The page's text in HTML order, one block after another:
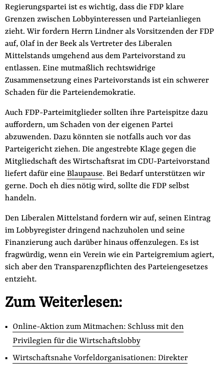
Regierungspartei ist es wichtig, dass die FDP klare
Grenzen zwischen Lobbyinteressen und Parteianliegen
zieht. Wir fordern Herrn Lindner als Vorsitzenden der FDP
auf, Olaf in der Beek als Vertreter des Liberalen
Mittelstands umgehend aus dem Parteivorstand zu
entlassen. Eine mutmaßlich rechtswidrige
Zusammensetzung eines Parteivorstands ist ein schwerer
Schaden für die Parteiendemokratie.
Auch FDP-Parteimitglieder sollten ihre Parteispitze dazu
auffordern, um Schaden von der eigenen Partei
abzuwenden. Dazu könnten sie notfalls auch vor das
Parteigericht ziehen. Die angestrebte Klage gegen die
Mitgliedschaft des Wirtschaftsrat im CDU-Parteivorstand
liefert dafür eine Blaupause. Bei Bedarf unterstützen wir
gerne. Doch eh dies nötig wird, sollte die FDP selbst
handeln.
Den Liberalen Mittelstand fordern wir auf, seinen Eintrag
im Lobbyregister dringend nachzuholen und seine
Finanzierung auch darüber hinaus offenzulegen. Es ist
fragwürdig, wenn ein Verein wie ein Parteigremium agiert,
sich aber den Transparenzpflichten des Parteiengesetzes
entzieht.
Zum Weiterlesen:
Online-Aktion zum Mitmachen: Schluss mit den
Privilegien für die Wirtschaftslobby
Wirtschaftsnahe Vorfeldorganisationen: Direkter